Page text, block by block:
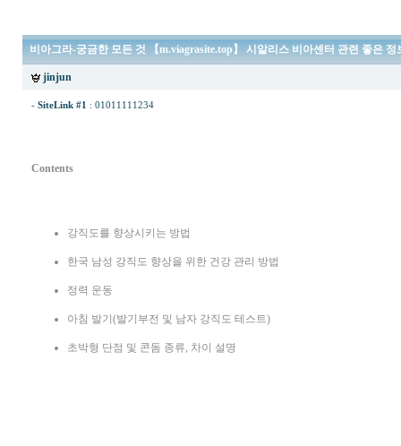
비아그라-궁금한 모든 것 【m.viagrasite.top】 시알리스 비아센터 관련 좋은
jinjun
- SiteLink #1 : 01011111234
Contents
강직도를 향상시키는 방법
한국 남성 강직도 향상을 위한 건강 관리 방법
정력 운동
아침 발기(발기부전 및 남자 강직도 테스트)
초박형 단점 및 콘돔 종류, 차이 설명